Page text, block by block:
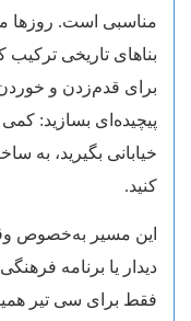
مناسبی است. روزها
بناهای تاریخی
برای قدم‌زدن و
پیچیده‌ای بسازید: کمی
خیابانی بگیرید، به
کنید.
این مسیر به‌خصوص
دیدار یا برنامه
فقط برای سی تیر